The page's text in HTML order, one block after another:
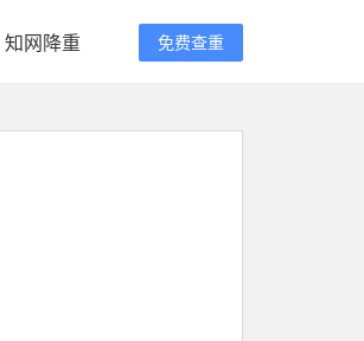
知网降重 免费查重